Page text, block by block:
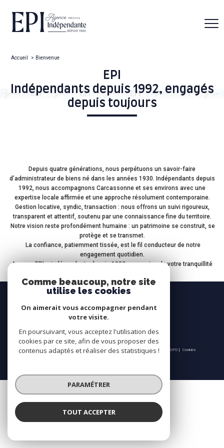
Accueil Bienvenue
EPI
Indépendants depuis 1992, engagés
depuis toujours
Depuis quatre générations, nous perpétuons un savoir-faire
d’administrateur de biens né dans les années 1930. Indépendants depuis
1992, nous accompagnons Carcassonne et ses environs avec une
expertise locale affirmée et une approche résolument contemporaine.
Gestion locative, syndic, transaction : nous offrons un suivi rigoureux,
transparent et attentif, soutenu par une connaissance fine du territoire.
Notre vision reste profondément humaine : un patrimoine se construit, se
protège et se transmet.
La confiance, patiemment tissée, est le fil conducteur de notre
engagement quotidien.
Agence EPI – indépendante depuis 1992, au service de votre tranquillité
Nous
© 2026 | Tous droits réservés | Traduction powered by Google |
Nos honoraires
Plan du site Mentions légales Admin Partenaires Politique RGPD Cookies
Comme beaucoup, notre site
utilise les cookies
On aimerait vous accompagner pendant
votre visite.
En poursuivant, vous acceptez l'utilisation des
cookies par ce site, afin de vous proposer des
contenus adaptés et réaliser des statistiques !
PARAMÉTRER
TOUT ACCEPTER